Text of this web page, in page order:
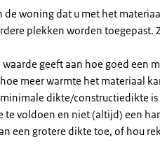
de woning dat u met het
plekken worden toegepast.
waarde geeft aan hoe goed een
meer warmte het materiaal
dikte/constructiedikte
te voldoen en niet (altijd) een
een grotere dikte toe, of hou